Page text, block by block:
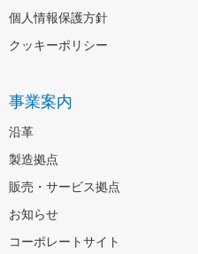
個人情報保護方針
クッキーポリシー
事業案内
沿革
製造拠点
販売・サービス拠点
お知らせ
コーポレートサイト